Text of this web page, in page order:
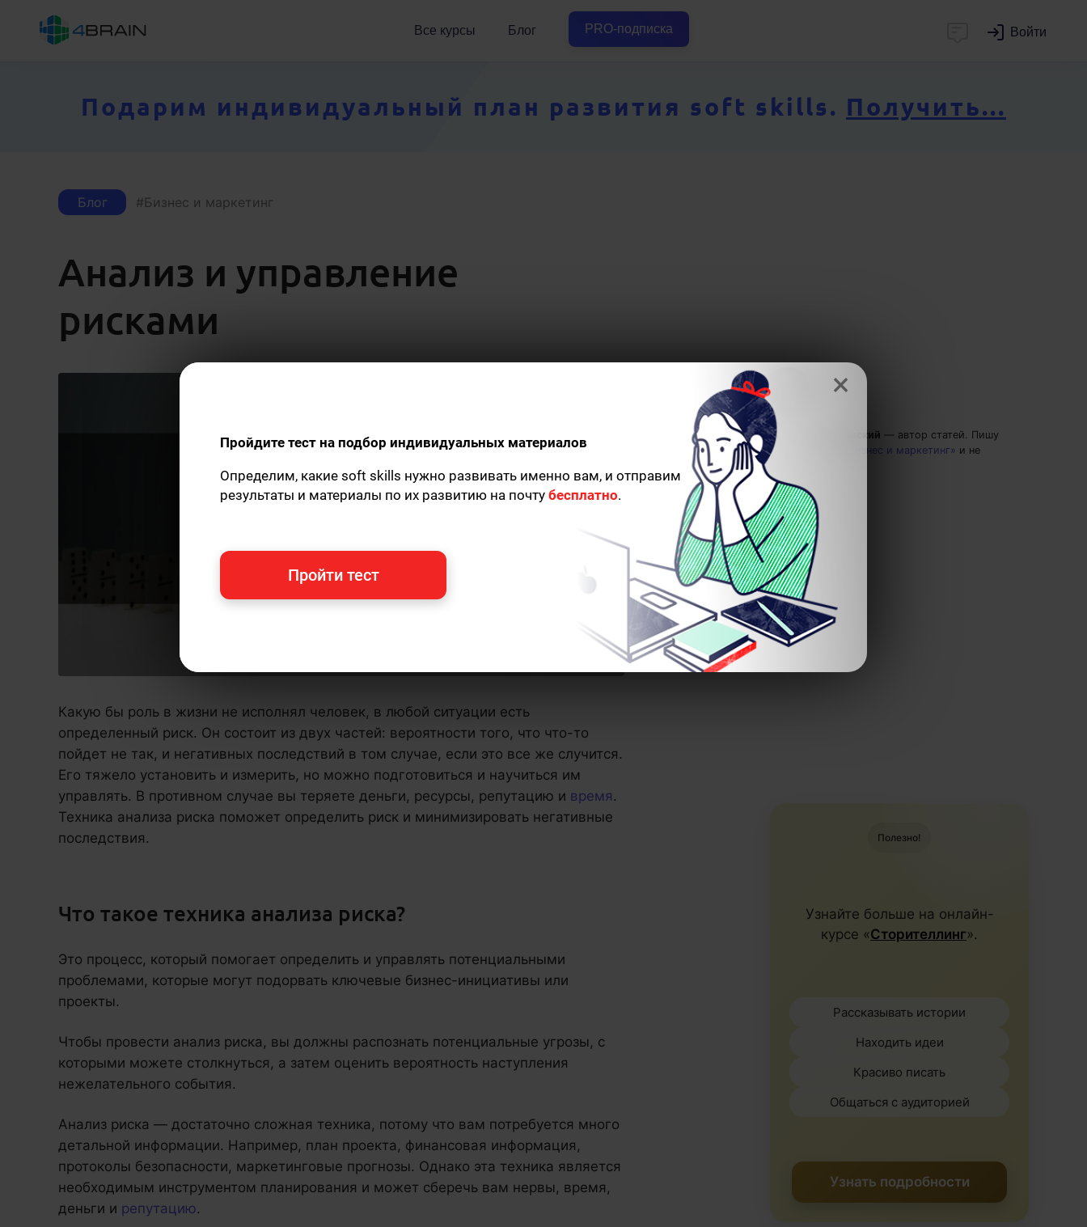
Все курсы Блог PRO-подписка Войти
Подарим индивидуальный план развития soft skills. Получить...
Блог Бизнес и маркетинг
Анализ и управление
рисками
Григорий Кшеминский — автор статей. Пишу
статьи по теме
«Бизнес и маркетинг» и не
только.
Какую бы роль в жизни не исполнял человек, в любой ситуации есть
определенный риск. Он состоит из двух частей: вероятности того, что что-то
пойдет не так, и негативных последствий в том случае, если это все же случится.
Его тяжело установить и измерить, но можно подготовиться и научиться им
управлять. В противном случае вы теряете деньги, ресурсы, репутацию и время.
Техника анализа риска поможет определить риск и минимизировать негативные
последствия.
Что такое техника анализа риска?
Это процесс, который помогает определить и управлять потенциальными
проблемами, которые могут подорвать ключевые бизнес-инициативы или
проекты.
Чтобы провести анализ риска, вы должны распознать потенциальные угрозы, с
которыми можете столкнуться, а затем оценить вероятность наступления
нежелательного события.
Анализ риска — достаточно сложная техника, потому что вам потребуется много
детальной информации. Например, план проекта, финансовая информация,
протоколы безопасности, маркетинговые прогнозы. Однако эта техника является
необходимым инструментом планирования и может сберечь вам нервы, время,
деньги и репутацию.
Полезно!
Узнайте больше на онлайн-
курсе «Сторителлинг».
Рассказывать истории
Находить идеи
Красиво писать
Общаться с аудиторией
Узнать подробности
×
Пройдите тест на подбор индивидуальных материалов
Определим, какие soft skills нужно развивать именно вам, и отправим
результаты и материалы по их развитию на почту бесплатно.
Пройти тест